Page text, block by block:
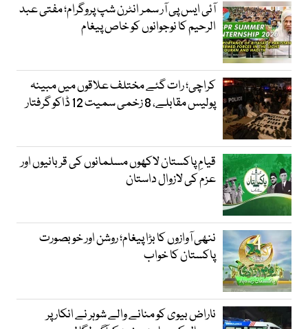
آئی ایس پی آر سمر انٹرن شپ پروگرام؛ مفتی عبد
الرحیم کا نوجوانوں کو خاص پیغام
کراچی؛ رات گئے مختلف علاقوں میں مبینہ
پولیس مقابلے، 8 زخمی سمیت 12 ڈاکو گرفتار
قیامِ پاکستان لاکھوں مسلمانوں کی قربانیوں اور
عزم کی لازوال داستان
ننھی آوازوں کا بڑا پیغام؛ روشن اور خوبصورت
پاکستان کا خواب
ناراض بیوی کو منانے والے شوہر نے انکار پر